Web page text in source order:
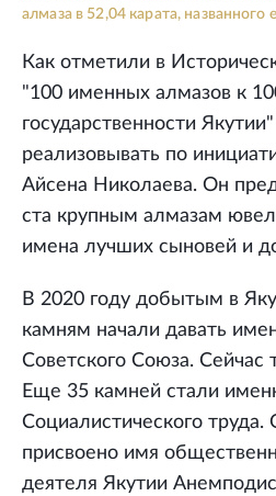
алмаза в 52,04 карата, названного
Как отметили в
"100 именных алмазов к
государственности
реализовывать по
Айсена Николаева. Он
ста крупным алмазам
имена лучших сыновей и
В 2020 году добытым в
камням начали давать
Советского Союза. Сейчас
Еще 35 камней стали
Социалистического
присвоено имя
деятеля Якутии